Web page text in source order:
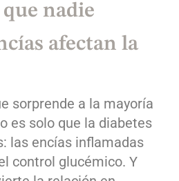
nadie
afectan la
sorprende a la mayoría
es solo que la diabetes
las encías inflamadas
control glucémico. Y